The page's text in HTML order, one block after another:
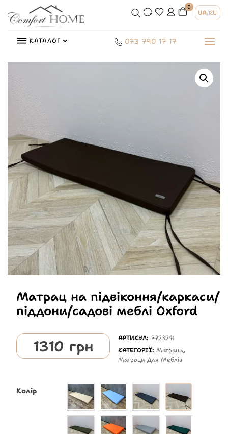
0
UA/RU
КАТАЛОГ 073 790 17 17
Матрац на підвіконня/каркаси/
піддони/садові меблі Oxford
1310 грн АРТИКУЛ: 7723241
КАТЕГОРІЇ:Матраци,
Матраци Для Меблів
Колір